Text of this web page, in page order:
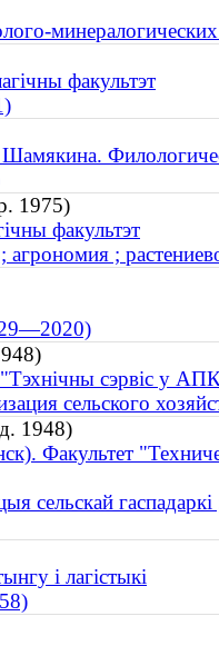
факультэт
1975)
факультэт
агрономия ;
"Тэхнічны сэрвіс у
сельского
1948)
Факультет
сельскай
і лагістыкі